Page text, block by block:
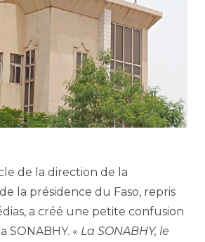
de la direction de la
la présidence du Faso, repris
a créé une petite confusion
SONABHY. « La SONABHY, le